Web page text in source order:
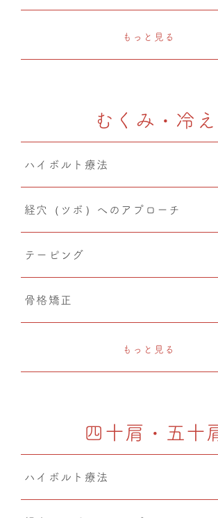
もっと見る
むくみ・冷え
ハイボルト療法
経穴（ツボ）へのアプローチ
テーピング
骨格矯正
CMC筋膜ストレッチ（リリース）
自律神経調整
もっと見る
四十肩・五十
ハイボルト療法